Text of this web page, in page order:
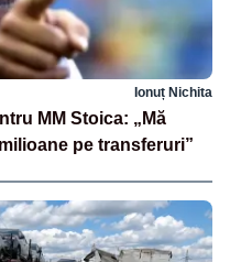
Ionuț Nichita
MM Stoica: „Mă
pe transferuri”